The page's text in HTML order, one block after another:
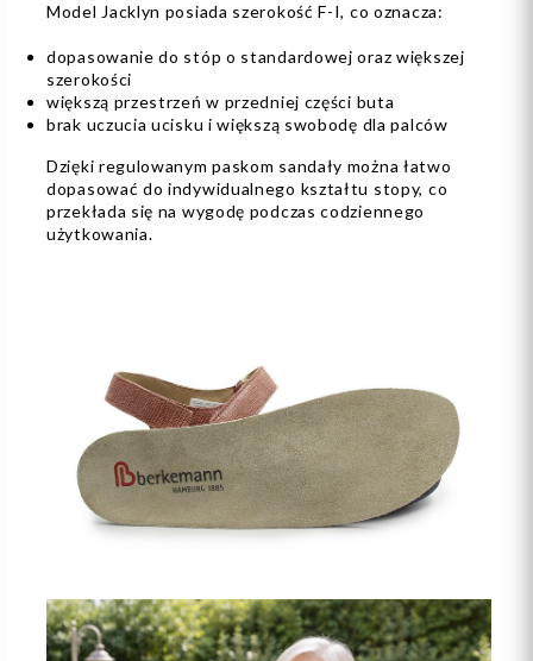
Model Jacklyn posiada szerokość F-I, co oznacza:
dopasowanie do stóp o standardowej oraz większej
szerokości
większą przestrzeń w przedniej części buta
brak uczucia ucisku i większą swobodę dla palców
Dzięki regulowanym paskom sandały można łatwo
dopasować do indywidualnego kształtu stopy, co
przekłada się na wygodę podczas codziennego
użytkowania.